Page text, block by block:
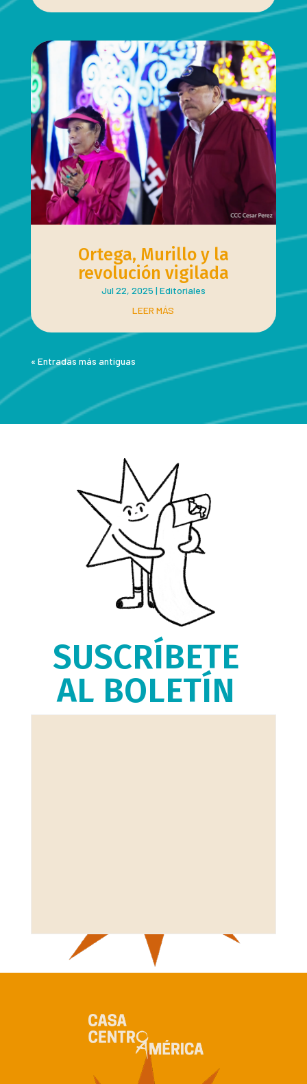
Ortega, Murillo y la
revolución vigilada
Jul 22, 2025 | Editoriales
LEER MÁS
« Entradas más antiguas
SUSCRÍBETE
AL BOLETÍN